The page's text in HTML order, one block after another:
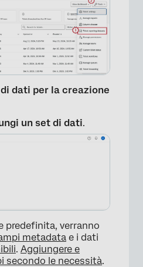
dati per la creazione
un set di dati.
predefinita, verranno
metadata e i dati
. Aggiungere e
secondo le necessità.